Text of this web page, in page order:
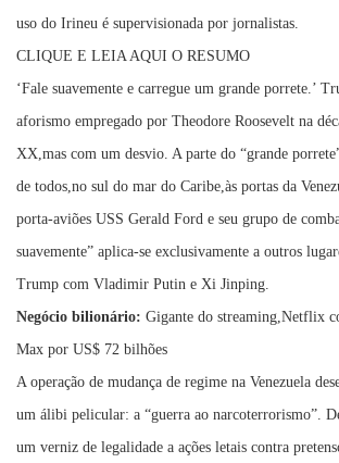
uso do Irineu é supervisionada por jornalistas.
CLIQUE E LEIA AQUI O RESUMO
‘Fale suavemente e carregue um grande porrete.’
aforismo empregado por Theodore Roosevelt na
XX,mas com um desvio. A parte do “grande
de todos,no sul do mar do Caribe,às portas da
porta-aviões USS Gerald Ford e seu grupo de
suavemente” aplica-se exclusivamente a outros
Trump com Vladimir Putin e Xi Jinping.
Negócio bilionário: Gigante do streaming,Netflix
Max por US$ 72 bilhões
A operação de mudança de regime na Venezuela
um álibi pelicular: a “guerra ao narcoterrorismo”.
um verniz de legalidade a ações letais contra